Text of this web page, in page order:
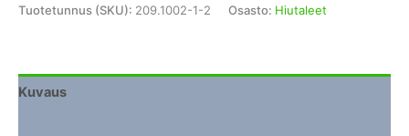
Tuotetunnus (SKU): 209.1002-1-2 Osasto: Hiutaleet
Kuvaus